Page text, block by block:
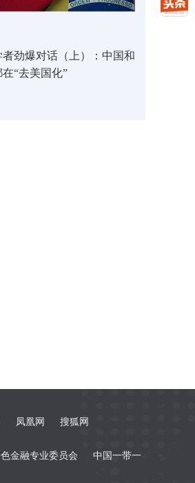
者劲爆对话（上）：中国和
在“去美国化”
凤凰网 搜狐网
金融专业委员会
中国一带一